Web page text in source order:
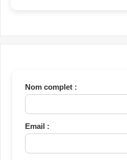
Nom complet :
Email :